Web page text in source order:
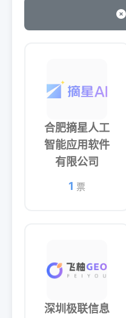
合肥摘星人工
智能应用软件
有限公司
1 票
深圳极联信息